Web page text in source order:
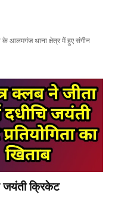
के आलमगंज थाना क्षेत्र में हुए संगीन
जयंती क्रिकेट